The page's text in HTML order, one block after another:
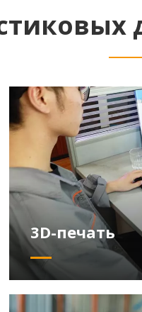
3D-печать